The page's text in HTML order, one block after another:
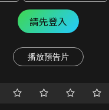
請先登入
播放預告片